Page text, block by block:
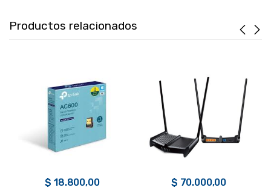
Productos relacionados
$ 18.800,00 $ 70.000,00